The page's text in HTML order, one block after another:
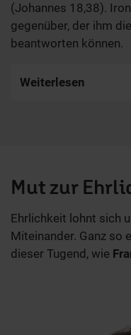
(Johannes 18,38).
gegenüber, der ihm
beantworten können.
Weiterlesen
Mut zur
Ehrlichkeit lohnt sich
Miteinander. Ganz so
dieser Tugend, wie